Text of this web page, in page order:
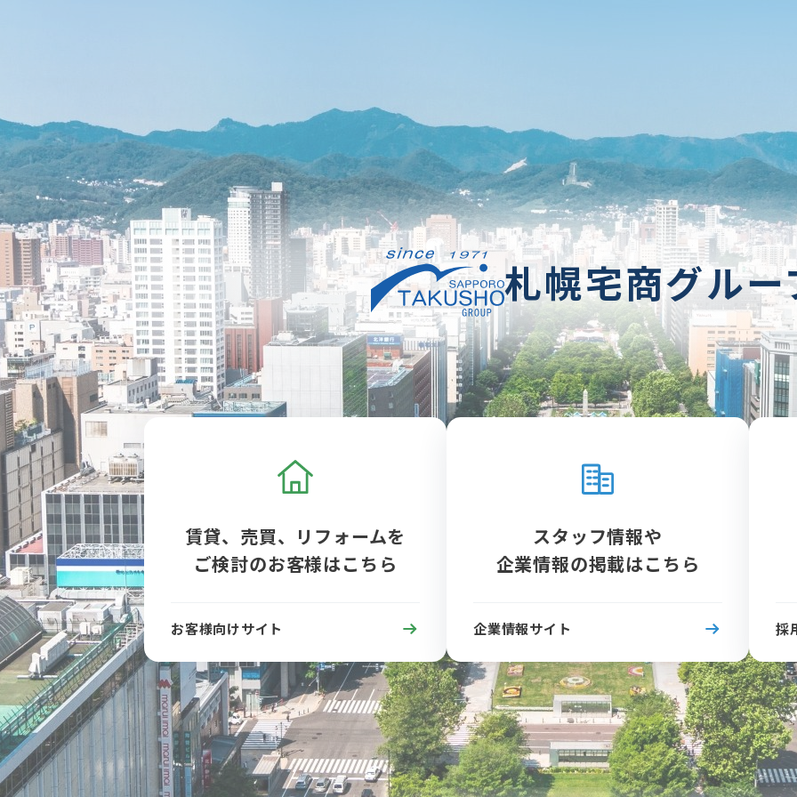
札幌宅商グルー
賃貸、売買、リフォームを
ご検討のお客様はこちら
お客様向けサイト
スタッフ情報や
企業情報の掲載はこちら
企業情報サイト 採